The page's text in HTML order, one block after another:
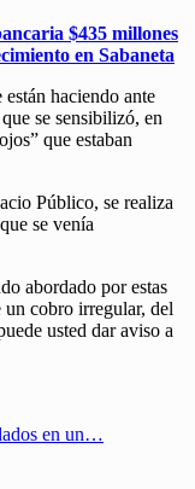
$435 millones
en Sabaneta
haciendo ante
se sensibilizó, en
que estaban
Público, se realiza
se venía
abordado por estas
un cobro irregular, del
usted dar aviso a
en un…